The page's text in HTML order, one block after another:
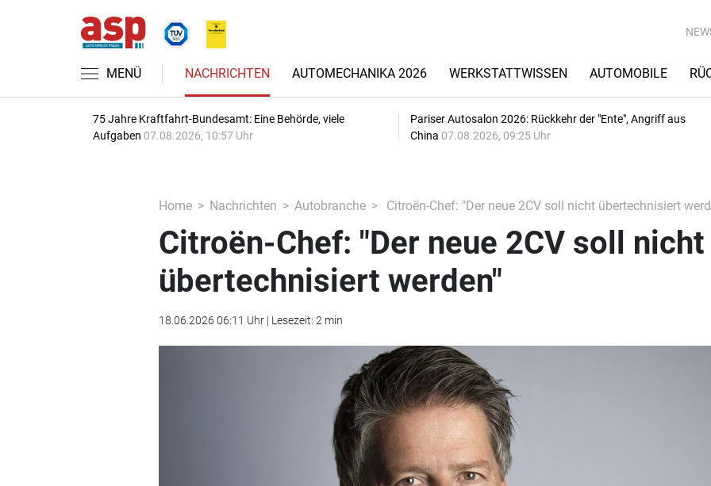
MENÜ NACHRICHTEN AUTOMECHANIKA 2026 WERKSTATTWISSEN AUTOMOBILE
75 Jahre Kraftfahrt-Bundesamt: Eine Behörde, viele
Aufgaben 07.08.2026, 10:57 Uhr
Pariser Autosalon 2026: Rückkehr der "Ente", Angriff aus
China 07.08.2026, 09:25 Uhr
Home Nachrichten Autobranche Citroën-Chef: "Der neue 2CV soll nicht übertechnisiert
Citroën-Chef: "Der neue 2CV soll nicht
übertechnisiert werden"
18.06.2026 06:11 Uhr | Lesezeit: 2 min